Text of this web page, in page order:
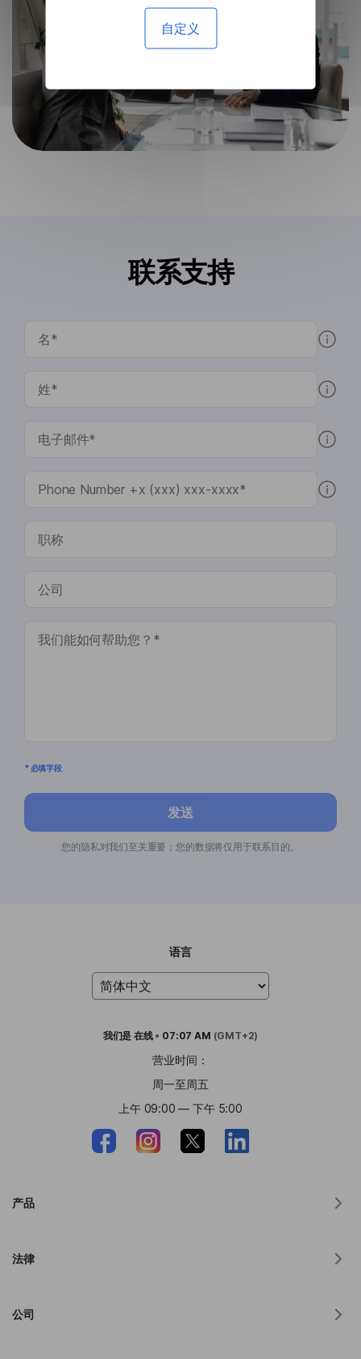
自定义
联系支持
* 必填字段
发送
您的隐私对我们至关重要；您的数据将仅用于联系目的。
语言
我们是在线 • 07:07 AM (GMT+2)
营业时间：
周一至周五
上午 09:00 — 下午 5:00
产品
法律
公司